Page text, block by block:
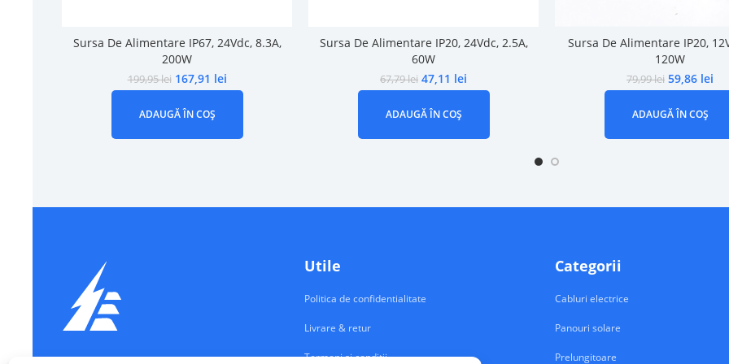
Sursa De Alimentare IP67, 24Vdc, 8.3A,
200W
199,95lei 167,91 lei
ADAUGĂ ÎN COȘ
Sursa De Alimentare IP20, 24Vdc, 2.5A,
60W
67,79lei 47,11 lei
ADAUGĂ ÎN COȘ
Sursa De Alimentare IP20,
120W
79,99lei 59,86 lei
ADAUGĂ ÎN COȘ
Utile
Politica de confidentialitate
Livrare & retur
Termeni si conditii
Categorii
Cabluri electrice
Panouri solare
Prelungitoare